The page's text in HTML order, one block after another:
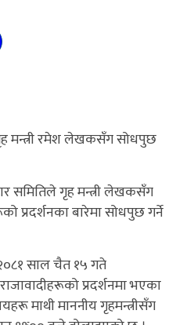
मन्त्री रमेश लेखकसँग सोधपुछ
समितिले गृह मन्त्री लेखकसँग
प्रदर्शनका बारेमा सोधपुछ गर्ने
साल चैत १५ गते
प्रदर्शनमा भएका
माथी माननीय गृहमन्त्रीसँग